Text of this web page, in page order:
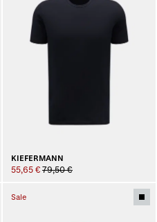
KIEFERMANN
55,65 € 79,50 €
Sale